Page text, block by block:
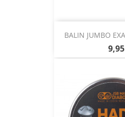
BALIN JUMBO